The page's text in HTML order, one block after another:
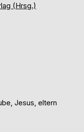
(Hrsg.)
Jesus, eltern